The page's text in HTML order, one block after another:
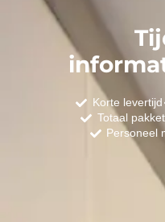
Korte levertijd
Totaal pakket
Personeel